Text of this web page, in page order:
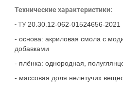
Технические характеристики:
- ТУ20.30.12-062-01524656-2021
- основа: акриловая смола с
добавками
- плёнка: однородная,
- массовая доля нелетучих